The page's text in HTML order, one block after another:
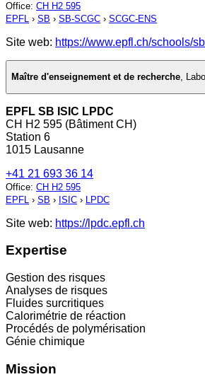
Office: CH H2 595
EPFL › SB › SB-SCGC › SCGC-ENS
Site web: https://www.epfl.ch/schools/
Maître d'enseignement et de recherche,
EPFL SB ISIC LPDC
CH H2 595 (Bâtiment CH)
Station 6
1015 Lausanne
+41 21 693 36 14
Office: CH H2 595
EPFL › SB › ISIC › LPDC
Site web: https://lpdc.epfl.ch
Expertise
Gestion des risques
Analyses de risques
Fluides surcritiques
Calorimétrie de réaction
Procédés de polymérisation
Génie chimique
Mission